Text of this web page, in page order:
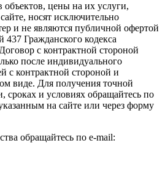
объектов, цены на их услуги,
носят исключительно
и не являются публичной офертой
437 Гражданского кодекса
с контрактной стороной
после индивидуального
с контрактной стороной и
виде. Для получения точной
сроках и условиях обращайтесь по
на сайте или через форму
обращайтесь по e-mail: